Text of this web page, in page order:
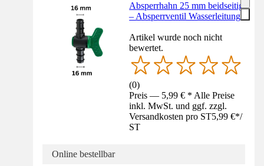
Absperrhahn 25 mm beidseitig
– Absperrventil Wasserleitung
Artikel wurde noch nicht
bewertet.
(0)
Preis — 5,99 € * Alle Preise
inkl. MwSt. und ggf. zzgl.
Versandkosten pro ST5,99 €*/
ST
Online bestellbar